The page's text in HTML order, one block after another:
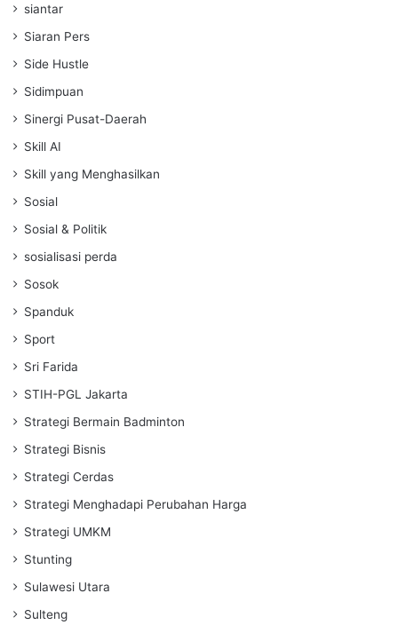
siantar
Siaran Pers
Side Hustle
Sidimpuan
Sinergi Pusat-Daerah
Skill AI
Skill yang Menghasilkan
Sosial
Sosial & Politik
sosialisasi perda
Sosok
Spanduk
Sport
Sri Farida
STIH-PGL Jakarta
Strategi Bermain Badminton
Strategi Bisnis
Strategi Cerdas
Strategi Menghadapi Perubahan Harga
Strategi UMKM
Stunting
Sulawesi Utara
Sulteng